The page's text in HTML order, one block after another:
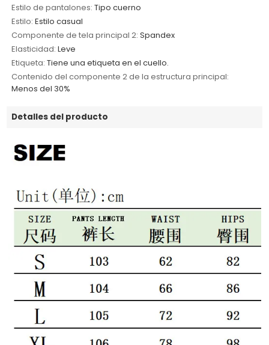
Estilo de pantalones: Tipo cuerno
Estilo: Estilo casual
Componente de tela principal 2: Spandex
Elasticidad: Leve
Etiqueta: Tiene una etiqueta en el cuello.
Contenido del componente 2 de la estructura principal:
Menos del 30%
Detalles del producto